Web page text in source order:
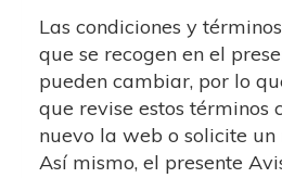
Las condiciones y
que se recogen en el
pueden cambiar, por lo
que revise estos términos
nuevo la web o solicite un
Así mismo, el presente